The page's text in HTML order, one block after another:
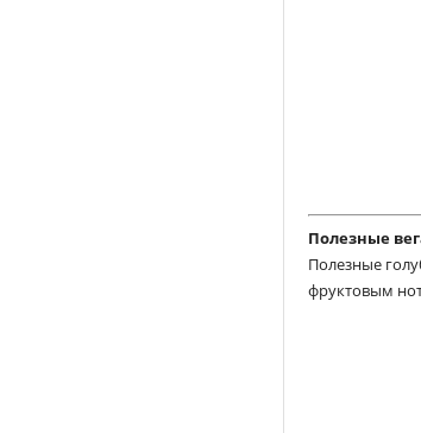
Полезные
Полезные
фруктовым